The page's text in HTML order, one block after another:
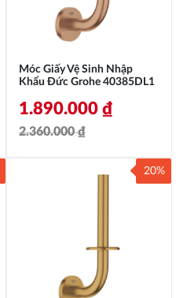
Móc Giấy Vệ Sinh Nhập
Khẩu Đức Grohe 40385DL1
2.360.000₫
1.890.000 ₫
1.890.000 ₫.
20%